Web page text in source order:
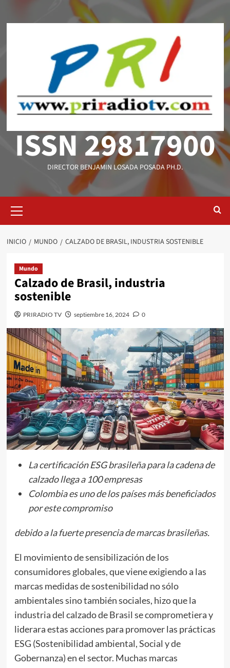
ISSN 29817900
DIRECTOR BENJAMIN LOSADA POSADA PH.D.
primario
INICIO MUNDO CALZADO DE BRASIL, INDUSTRIA SOSTENIBLE
Mundo
Calzado de Brasil, industria
sostenible
PRIRADIO TV septiembre 16, 2024 0
La certificación ESG brasileña para la cadena de
calzado llega a 100 empresas
Colombia es uno de los países más beneficiados
por este compromiso
debido a la fuerte presencia de marcas brasileñas.
El movimiento de sensibilización de los
consumidores globales, que viene exigiendo a las
marcas medidas de sostenibilidad no sólo
ambientales sino también sociales, hizo que la
industria del calzado de Brasil se comprometiera y
liderara estas acciones para promover las prácticas
ESG (Sostenibilidad ambiental, Social y de
Gobernanza) en el sector. Muchas marcas